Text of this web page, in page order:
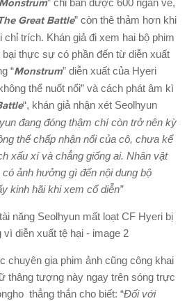
Monstrum” chỉ bán được 600 ngàn vé,
Great Battle” còn thê thảm hơn khi
chỉ trích. Khán giả đi xem hai bộ phim
bại thực sự có phần đến từ diễn xuất
“Monstrum” diễn xuất của Hyeri
thể nuốt nổi” và cách phát âm kì
“, khán giả nhận xét Seolhyun
đang đóng thậm chí còn trở nên kỳ
thể chấp nhận nổi của cô, chưa kể
xấu xí và chẳng giống ai. Nhân vật
ảnh hưởng gì đến nội dung bộ
kinh hãi khi xem cổ diễn”
chuyên gia phim ảnh cũng công khai
thâng tượng này ngay trên sóng trực
thẳng thắn cho biết: “Đối với